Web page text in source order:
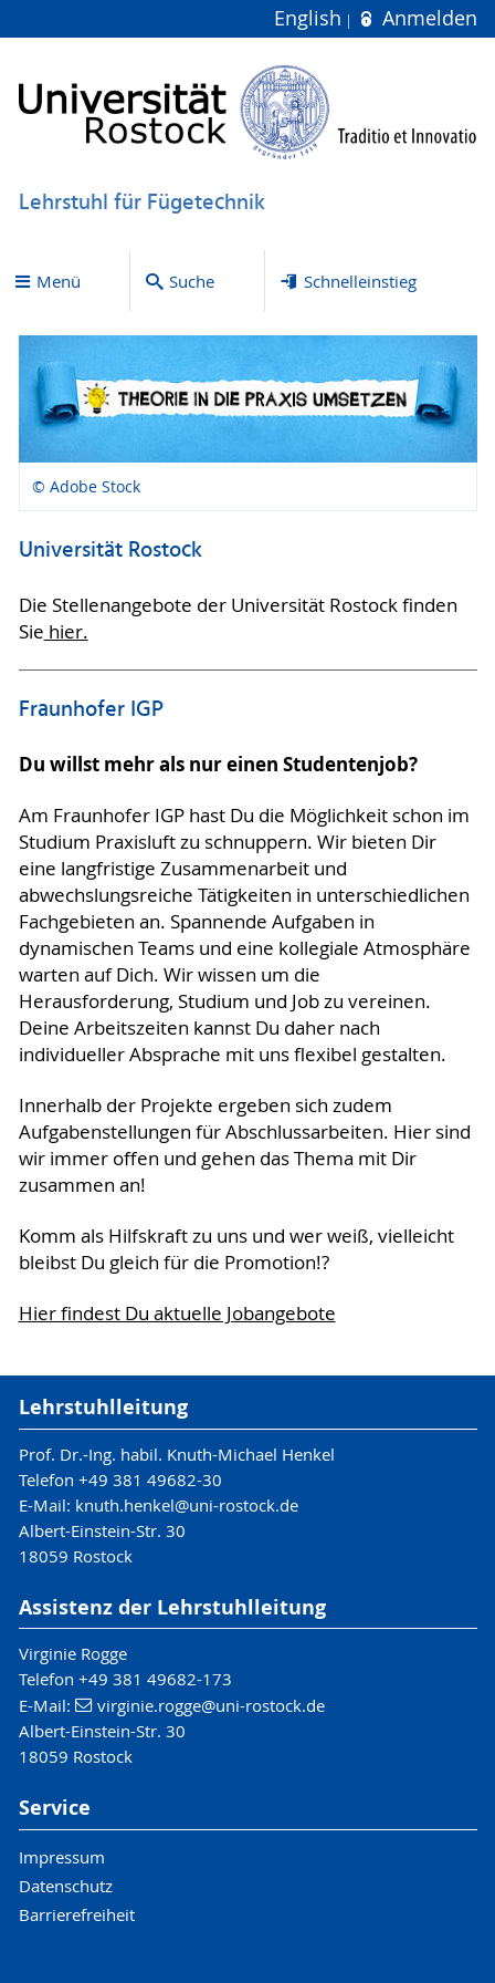
English Anmelden
Lehrstuhl für Fügetechnik
Menü Suche Schnelleinstieg
© Adobe Stock
Universität Rostock
Die Stellenangebote der Universität Rostock finden
Sie hier.
Fraunhofer IGP
Du willst mehr als nur einen Studentenjob?
Am Fraunhofer IGP hast Du die Möglichkeit schon im
Studium Praxisluft zu schnuppern. Wir bieten Dir
eine langfristige Zusammenarbeit und
abwechslungsreiche Tätigkeiten in unterschiedlichen
Fachgebieten an. Spannende Aufgaben in
dynamischen Teams und eine kollegiale Atmosphäre
warten auf Dich. Wir wissen um die
Herausforderung, Studium und Job zu vereinen.
Deine Arbeitszeiten kannst Du daher nach
individueller Absprache mit uns flexibel gestalten.
Innerhalb der Projekte ergeben sich zudem
Aufgabenstellungen für Abschlussarbeiten. Hier sind
wir immer offen und gehen das Thema mit Dir
zusammen an!
Komm als Hilfskraft zu uns und wer weiß, vielleicht
bleibst Du gleich für die Promotion!?
Hier findest Du aktuelle Jobangebote
Lehrstuhlleitung
Prof. Dr.-Ing. habil. Knuth-Michael Henkel
Telefon +49 381 49682-30
E-Mail: knuth.henkel@uni-rostock.de
Albert-Einstein-Str. 30
18059 Rostock
Assistenz der Lehrstuhlleitung
Virginie Rogge
Telefon +49 381 49682-173
E-Mail:
virginie.rogge@uni-rostock.de
Albert-Einstein-Str. 30
18059 Rostock
Service
Impressum
Datenschutz
Barrierefreiheit